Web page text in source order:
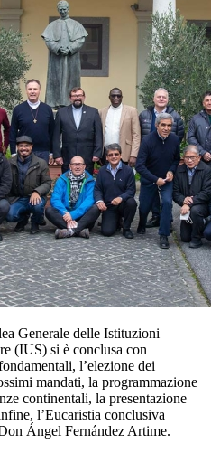
Generale delle Istituzioni
(IUS) si è conclusa con
l’elezione dei
mandati, la programmazione
continentali, la presentazione
l’Eucaristia conclusiva
Ángel Fernández Artime.